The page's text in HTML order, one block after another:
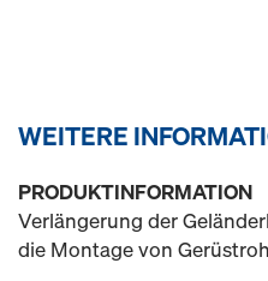
WEITERE
PRODUKTINFORMATION
Verlängerung der
die Montage von